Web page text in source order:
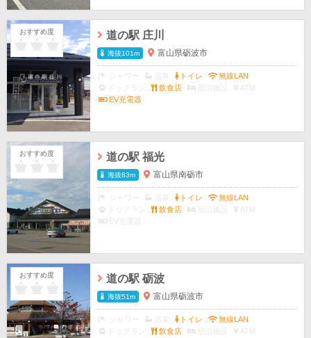
おすすめ度 道の駅 庄川
海抜101m 富山県砺波市
トイレ
無線LAN
ドッグラン
飲食店 宿泊施設
ATM
EV充電器
おすすめ度 道の駅 福光
海抜83m 富山県南砺市
トイレ
無線LAN
ドッグラン
飲食店 宿泊施設
ATM
EV充電器
おすすめ度 道の駅 砺波
海抜51m 富山県砺波市
トイレ
無線LAN
ドッグラン
飲食店 宿泊施設
ATM